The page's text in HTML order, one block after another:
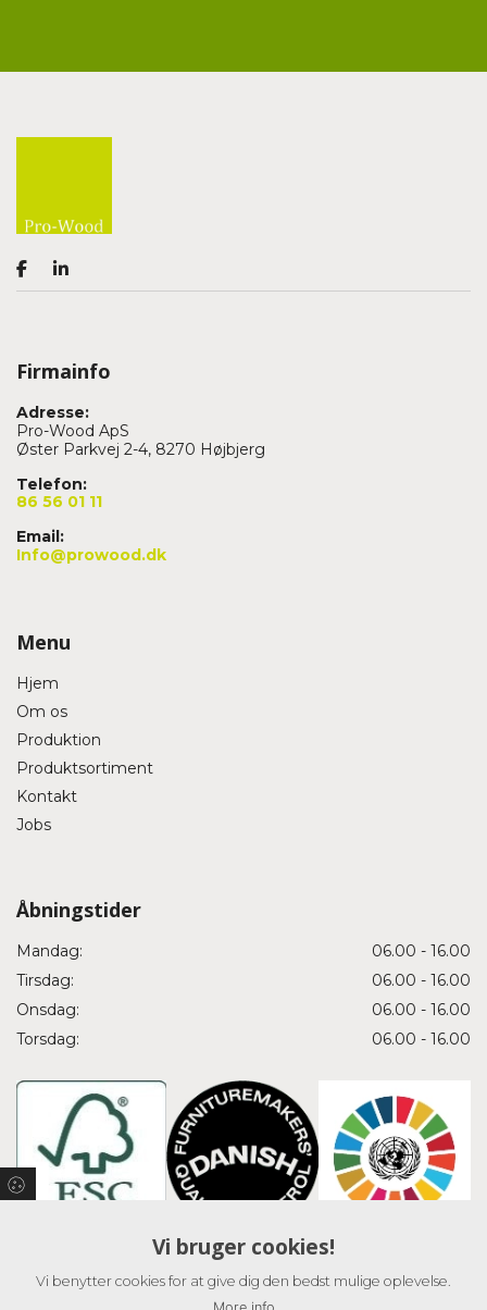
Firmainfo
Adresse:
Pro-Wood ApS
Øster Parkvej 2-4, 8270 Højbjerg
Telefon:
86 56 01 11
Email:
Info@prowood.dk
Menu
Hjem
Om os
Produktion
Produktsortiment
Kontakt
Jobs
Åbningstider
Mandag:
06.00 - 16.00
Tirsdag:
06.00 - 16.00
Onsdag:
06.00 - 16.00
Torsdag:
06.00 - 16.00
Vi bruger cookies!
Vi benytter cookies for at give dig den bedst mulige oplevelse.